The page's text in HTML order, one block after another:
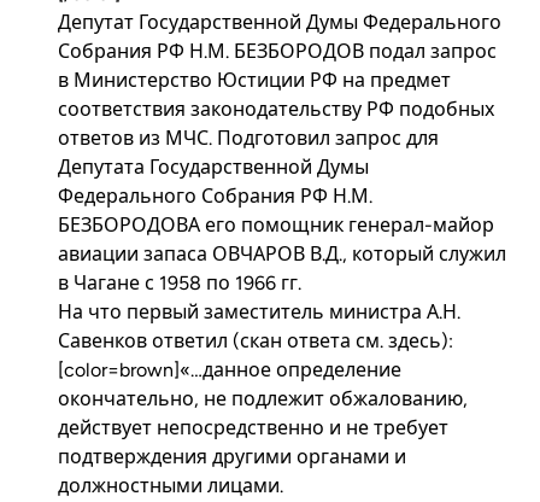
Депутат Государственной Думы Федерального
Собрания РФ Н.М. БЕЗБОРОДОВ подал запрос
в Министерство Юстиции РФ на предмет
соответствия законодательству РФ подобных
ответов из МЧС. Подготовил запрос для
Депутата Государственной Думы
Федерального Собрания РФ Н.М.
БЕЗБОРОДОВА его помощник генерал-майор
авиации запаса ОВЧАРОВ В.Д., который служил
в Чагане с 1958 по 1966 гг.
На что первый заместитель министра А.Н.
Савенков ответил (скан ответа см. здесь):
[color=brown]«…данное определение
окончательно, не подлежит обжалованию,
действует непосредственно и не требует
подтверждения другими органами и
должностными лицами.